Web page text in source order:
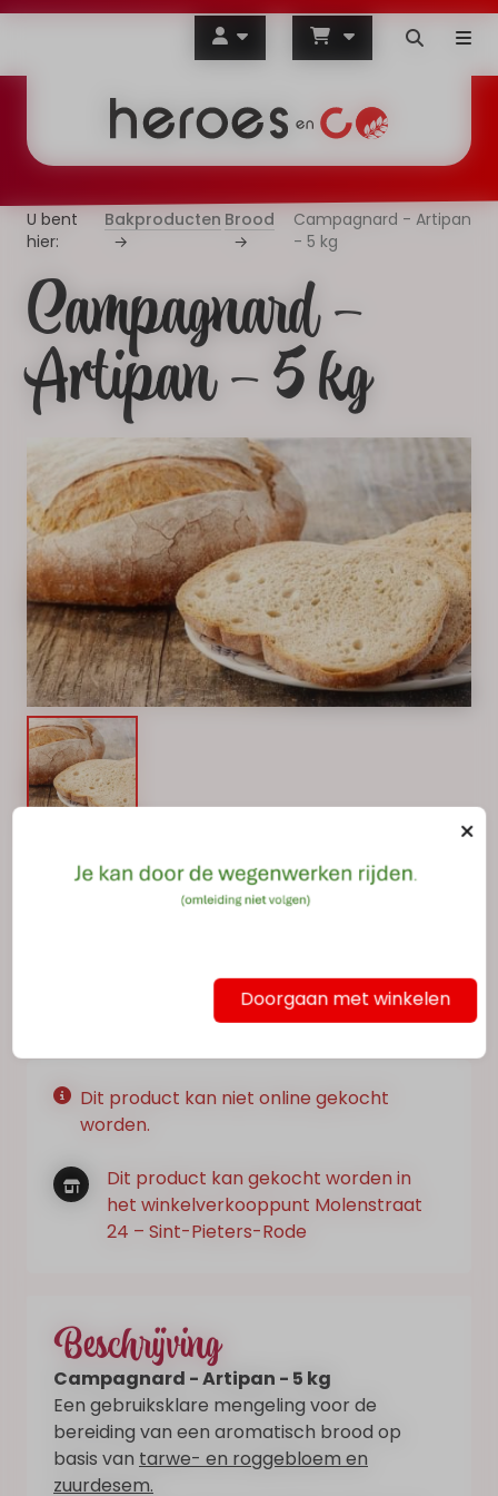
Bakproducten Brood
Campagnard - Artipan
- 5 kg
Campagnard -
Artipan - 5 kg
Dit product kan niet online gekocht
worden.
Dit product kan gekocht worden in
het winkelverkooppunt Molenstraat
24 – Sint-Pieters-Rode
Beschrijving
Campagnard - Artipan - 5 kg
Een gebruiksklare mengeling voor de
bereiding van een aromatisch brood op
basis van tarwe- en roggebloem en
zuurdesem.
Doorgaan met winkelen